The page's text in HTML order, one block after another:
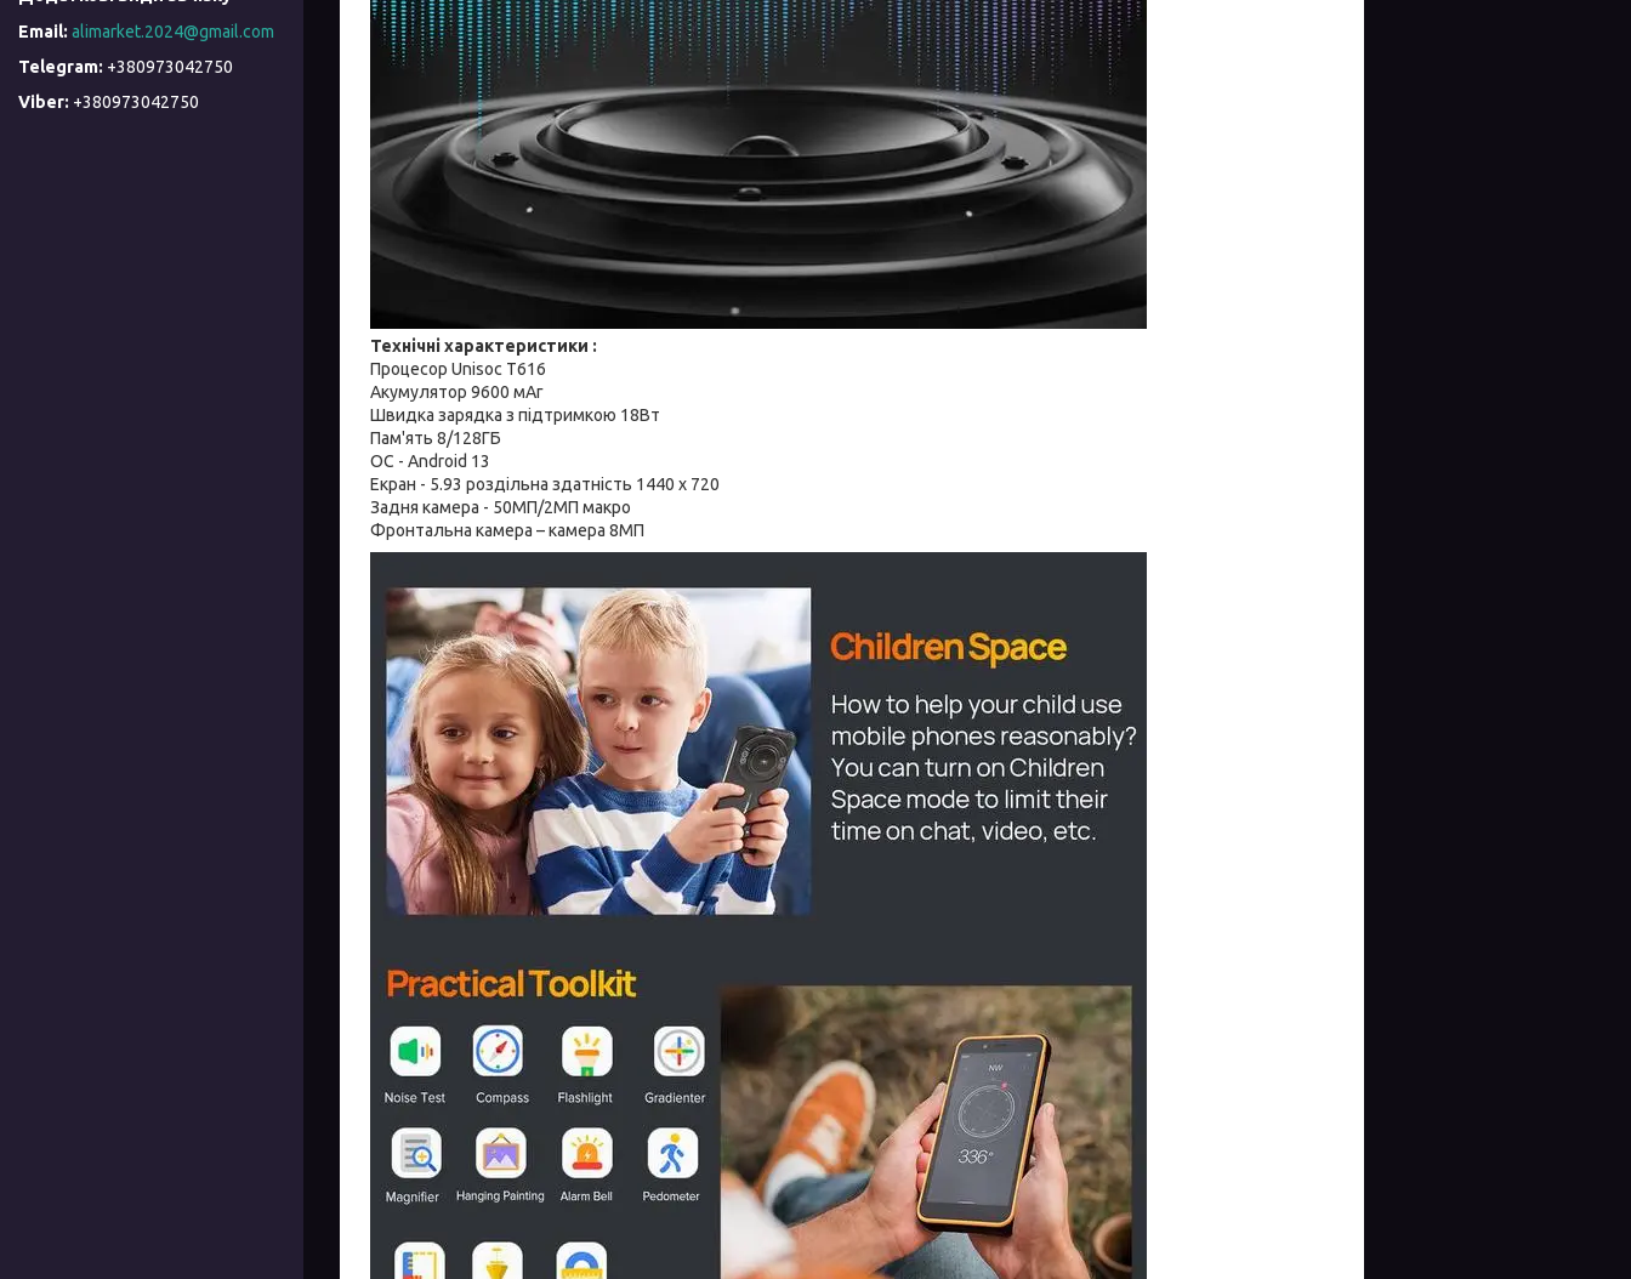
Технічні характеристики :
Процесор Unisoc T616
Акумулятор 9600 мАг
Швидка зарядка з підтримкою 18Вт
Пам'ять 8/128ГБ
ОС - Android 13
Екран - 5.93 роздільна здатність 1440 х 720
Задня камера - 50МП/2МП макро
Фронтальна камера – камера 8МП
alimarket.2024@gmail.com
+380973042750
+380973042750